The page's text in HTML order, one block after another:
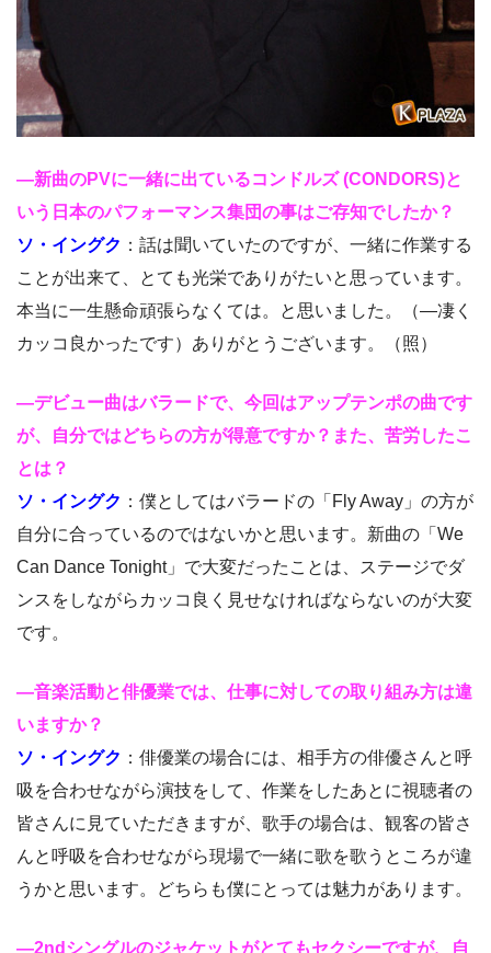
―新曲のPVに一緒に出ているコンドルズ (CONDORS)と
いう日本のパフォーマンス集団の事はご存知でしたか？
ソ・イングク ：話は聞いていたのですが、一緒に作業する
ことが出来て、とても光栄でありがたいと思っています。
本当に一生懸命頑張らなくては。と思いました。（―凄く
カッコ良かったです）ありがとうございます。（照）
―デビュー曲はバラードで、今回はアップテンポの曲です
が、自分ではどちらの方が得意ですか？また、苦労したこ
とは？
ソ・イングク ：僕としてはバラードの「Fly Away」の方が
自分に合っているのではないかと思います。新曲の「We
Can Dance Tonight」で大変だったことは、ステージでダ
ンスをしながらカッコ良く見せなければならないのが大変
です。
―音楽活動と俳優業では、仕事に対しての取り組み方は違
いますか？
ソ・イングク ：俳優業の場合には、相手方の俳優さんと呼
吸を合わせながら演技をして、作業をしたあとに視聴者の
皆さんに見ていただきますが、歌手の場合は、観客の皆さ
んと呼吸を合わせながら現場で一緒に歌を歌うところが違
うかと思います。どちらも僕にとっては魅力があります。
―2ndシングルのジャケットがとてもセクシーですが、自